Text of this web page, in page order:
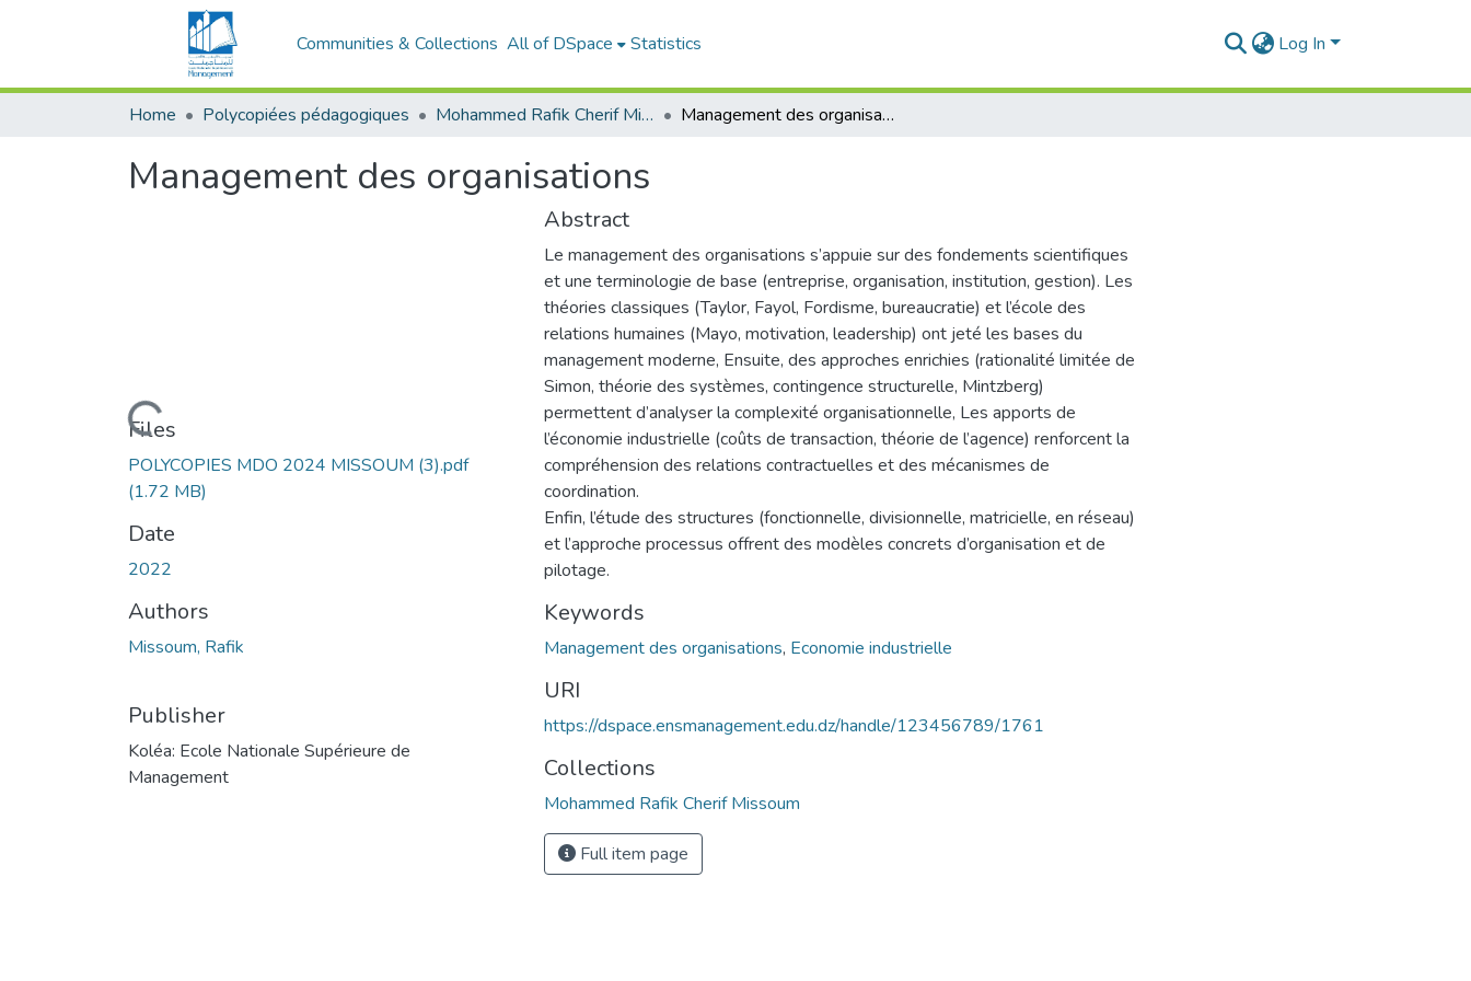
Communities & Collections All of DSpace Statistics Log In
Home Polycopiées pédagogiques Mohammed Rafik Cherif Missoum Management des organisations
Management des organisations
Loading...
Files
POLYCOPIES MDO 2024 MISSOUM (3).pdf
(1.72 MB)
Date
2022
Authors
Missoum, Rafik
Publisher
Koléa: Ecole Nationale Supérieure de
Management
Abstract
Le management des organisations s’appuie sur des fondements scientifiques
et une terminologie de base (entreprise, organisation, institution, gestion). Les
théories classiques (Taylor, Fayol, Fordisme, bureaucratie) et l’école des
relations humaines (Mayo, motivation, leadership) ont jeté les bases du
management moderne, Ensuite, des approches enrichies (rationalité limitée de
Simon, théorie des systèmes, contingence structurelle, Mintzberg)
permettent d’analyser la complexité organisationnelle, Les apports de
l’économie industrielle (coûts de transaction, théorie de l’agence) renforcent la
compréhension des relations contractuelles et des mécanismes de
coordination.
Enfin, l’étude des structures (fonctionnelle, divisionnelle, matricielle, en réseau)
et l’approche processus offrent des modèles concrets d’organisation et de
pilotage.
Keywords
Management des organisations, Economie industrielle
URI
https://dspace.ensmanagement.edu.dz/handle/123456789/1761
Collections
Mohammed Rafik Cherif Missoum
Full item page